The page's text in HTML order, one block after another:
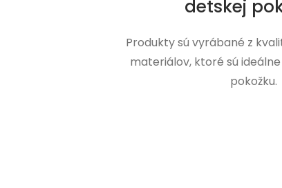
detskej
Produkty sú vyrábané z
materiálov, ktoré sú
pokožku.